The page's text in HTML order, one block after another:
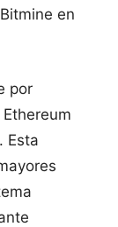
en
por
Esta